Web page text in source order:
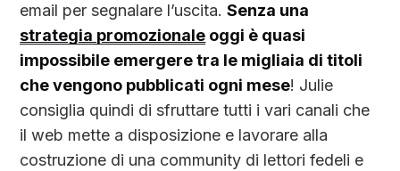
email per segnalare l’uscita.Senza una
strategia promozionale oggi è quasi
impossibile emergere tra le migliaia di titoli
che vengono pubblicati ogni mese! Julie
consiglia quindi di sfruttare tutti i vari canali che
il web mette a disposizione e lavorare alla
costruzione di una community di lettori fedeli e